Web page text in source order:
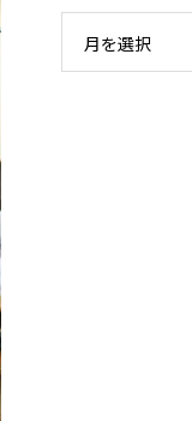
月を選択